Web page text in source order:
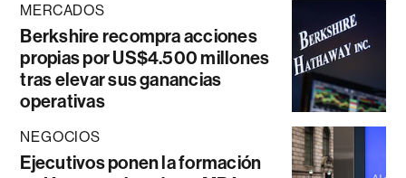
MERCADOS
Berkshire recompra acciones
propias por US$4.500 millones
tras elevar sus ganancias
operativas
NEGOCIOS
Ejecutivos ponen la formación